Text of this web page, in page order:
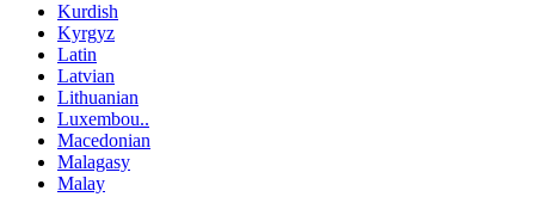
Kurdish
Kyrgyz
Latin
Latvian
Lithuanian
Luxembou..
Macedonian
Malagasy
Malay